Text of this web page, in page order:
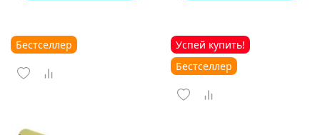
Бестселлер
Успей купить!
Бестселлер